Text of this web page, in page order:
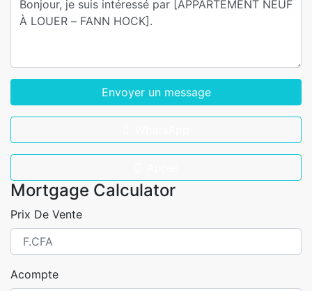
Envoyer un message
Mortgage Calculator
Prix De Vente
Acompte